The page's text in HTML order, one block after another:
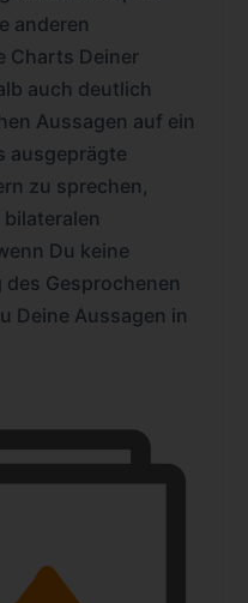
anderen
Charts Deiner
auch deutlich
Aussagen auf ein
ausgeprägte
zu sprechen,
Du keine
Gesprochenen
Deine Aussagen in